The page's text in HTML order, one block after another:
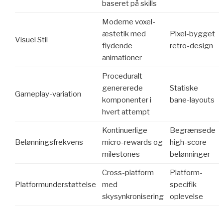
baseret på skills
Visuel Stil
Moderne voxel-
æstetik med
flydende
animationer
Pixel-bygget
retro-design
Gameplay-variation
Proceduralt
genererede
komponenter i
hvert attempt
Statiske
bane-layouts
Belønningsfrekvens
Kontinuerlige
micro-rewards og
milestones
Begrænsede
high-score
belønninger
Platformunderstøttelse
Cross-platform
med
skysynkronisering
Platform-
specifik
oplevelse